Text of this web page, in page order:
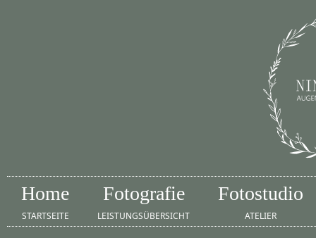
Home
STARTSEITE
Fotografie
LEISTUNGSÜBERSICHT
Fotostudio
ATELIER